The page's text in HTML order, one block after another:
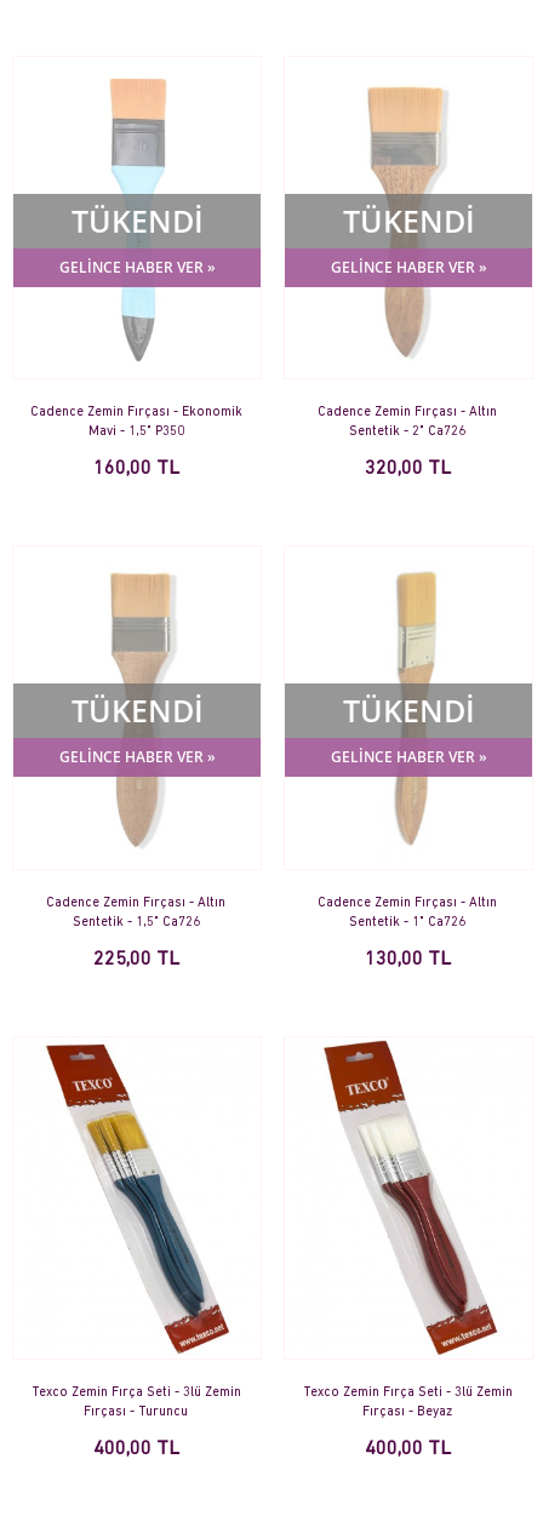
TÜKENDİ
GELİNCE HABER VER »
Cadence Zemin Fırçası - Ekonomik
Mavi - 1,5" P350
160,00 TL
TÜKENDİ
GELİNCE HABER VER »
Cadence Zemin Fırçası - Altın
Sentetik - 2" Ca726
320,00 TL
TÜKENDİ
GELİNCE HABER VER »
Cadence Zemin Fırçası - Altın
Sentetik - 1,5" Ca726
225,00 TL
TÜKENDİ
GELİNCE HABER VER »
Cadence Zemin Fırçası - Altın
Sentetik - 1" Ca726
130,00 TL
Texco Zemin Fırça Seti - 3lü Zemin
Fırçası - Turuncu
400,00 TL
Texco Zemin Fırça Seti - 3lü Zemin
Fırçası - Beyaz
400,00 TL